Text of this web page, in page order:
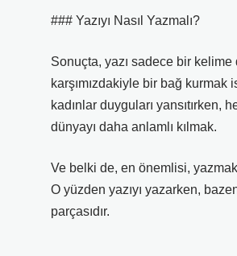
### Yazıyı Nasıl Yazmalı?
Sonuçta, yazı sadece bir kelime
karşımızdakiyle bir bağ
kadınlar duyguları yansıtırken,
dünyayı daha anlamlı kılmak.
Ve belki de, en önemlisi,
O yüzden yazıyı yazarken,
parçasıdır.